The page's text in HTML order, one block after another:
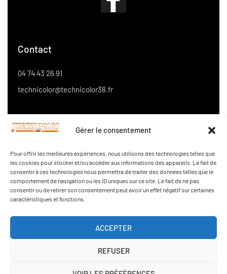
Gérer le consentement
Pour offrir les meilleures expériences, nous utilisons des technologies telles que
les cookies pour stocker et/ou accéder aux informations des appareils. Le fait de
consentir à ces technologies nous permettra de traiter des données telles que le
comportement de navigation ou les ID uniques sur ce site. Le fait de ne pas
consentir ou de retirer son consentement peut avoir un effet négatif sur certaines
caractéristiques et fonctions.
ACCEPTER
REFUSER
Contact
04 74 43 26 91
technicolor@technicolor38.fr
Horaires : lundi au jeudi 7h30 - 17h Vendredi 7h30 - 12h
Address
ZA du Bion, route de Saint-Jean de Bournay - 38300 Meyrié